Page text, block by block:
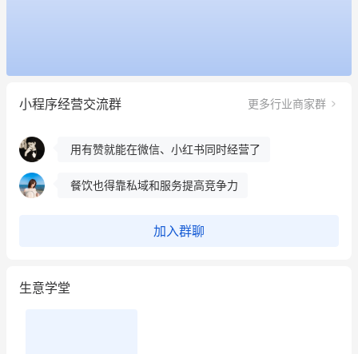
小程序经营交流群 更多行业商家群
冰墩墩货源充足需要的联系我
这个营销策划案例推荐大家看一下
用有赞就能在微信、小红书同时经营了
餐饮也得靠私域和服务提高竞争力
加入群聊
生意学堂